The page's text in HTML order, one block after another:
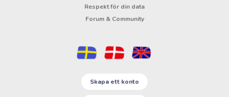
Respekt för din data
Forum & Community
Skapa ett konto